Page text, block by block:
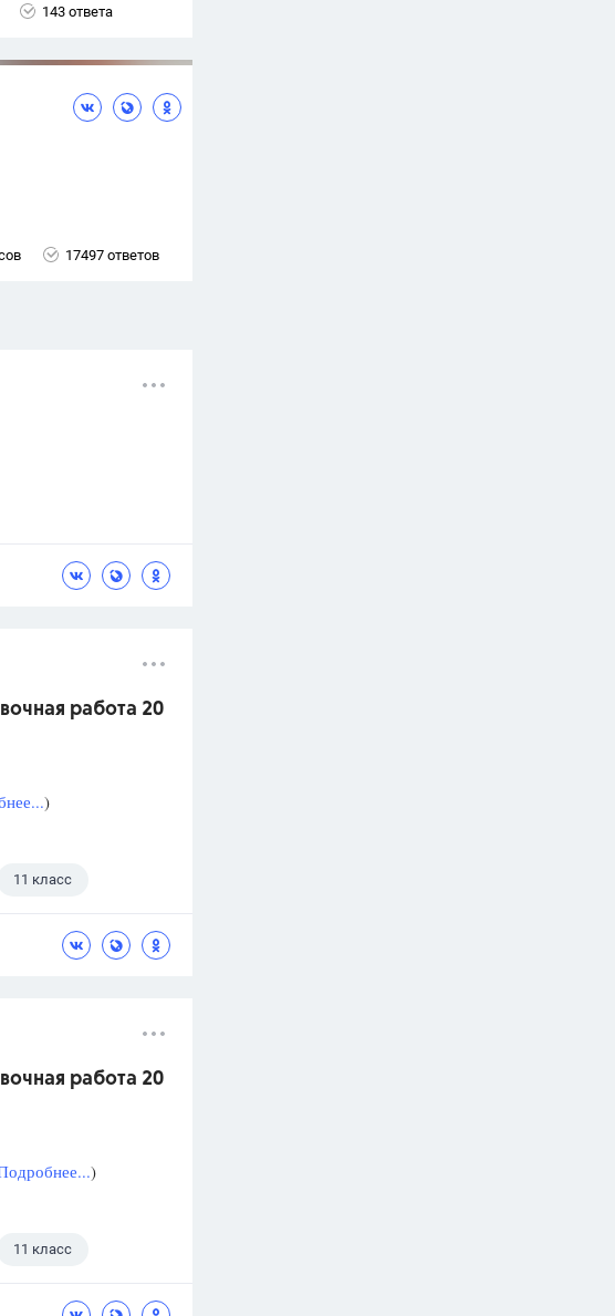
143 ответа
17497 ответов
работа 20
)
11 класс
работа 20
)
11 класс